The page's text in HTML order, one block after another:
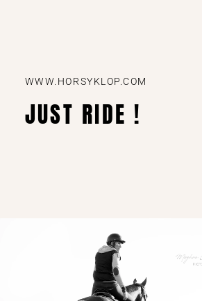
WWW.HORSYKLOP.COM
JUST RIDE !